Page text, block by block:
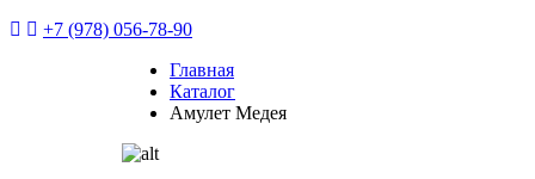
+7 (978) 056-78-90
Главная
Каталог
Амулет Медея